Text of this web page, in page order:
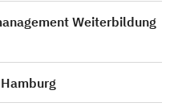
Weiterbildung